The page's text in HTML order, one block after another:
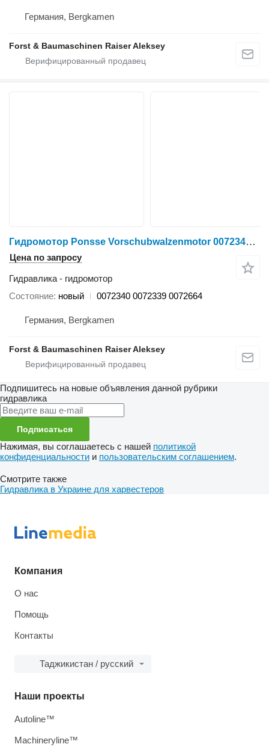
Германия, Bergkamen
Forst & Baumaschinen Raiser Aleksey
Гидромотор Ponsse Vorschubwalzenmotor 0072340 для харвестера
Цена по запросу
Гидравлика - гидромотор
Состояние новый 0072340 0072339 0072664
Германия, Bergkamen
Forst & Baumaschinen Raiser Aleksey
Подпишитесь на новые объявления данной рубрики
гидравлика
Подписаться
Нажимая, вы соглашаетесь с нашей политикой
конфиденциальности и пользовательским соглашением.
Смотрите также
Гидравлика в Украине для харвестеров
Компания
О нас
Помощь
Контакты
Таджикистан / русский
Наши проекты
Autoline™
Machineryline™